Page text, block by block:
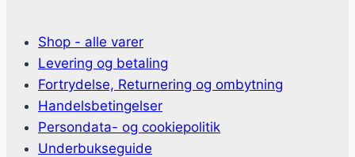
Shop - alle varer
Levering og betaling
Fortrydelse, Returnering og ombytning
Handelsbetingelser
Persondata- og cookiepolitik
Underbukseguide